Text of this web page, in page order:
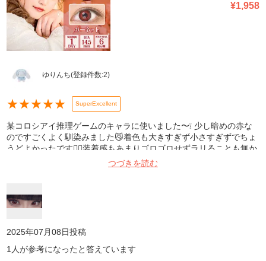
¥1,958
ゆりんち(登録件数:2)
★★★★★ SuperExcellent
某コロシアイ推理ゲームのキャラに使いました〜❕ 少し暗めの赤な
のですごくよく馴染みました😼着色も大きすぎず小さすぎずでちょ
うどよかったです👍🏻装着感もあまりゴロゴロせずラリることも無か
つづきを読む
2025年07月08日投稿
1 人が参考になったと答えています